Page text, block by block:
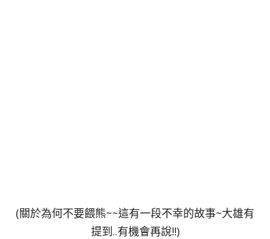
(關於為何不要餵熊~~這有一段不幸的故事~大雄有
提到..有機會再說!!)